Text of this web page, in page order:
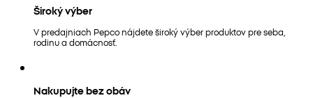
Široký výber
V predajniach Pepco nájdete široký výber produktov pre seba,
rodinu a domácnosť.
Nakupujte bez obáv